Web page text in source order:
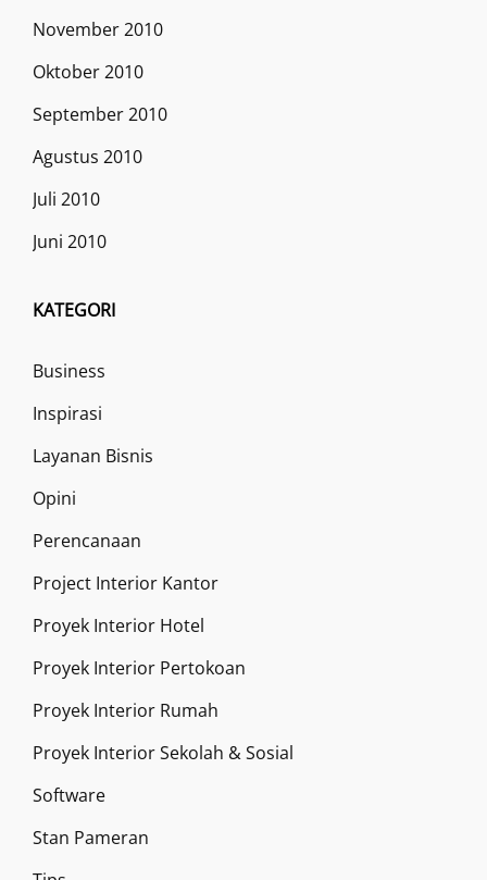
November 2010
Oktober 2010
September 2010
Agustus 2010
Juli 2010
Juni 2010
KATEGORI
Business
Inspirasi
Layanan Bisnis
Opini
Perencanaan
Project Interior Kantor
Proyek Interior Hotel
Proyek Interior Pertokoan
Proyek Interior Rumah
Proyek Interior Sekolah & Sosial
Software
Stan Pameran